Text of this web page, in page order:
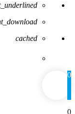
לאפס
cached
0
0